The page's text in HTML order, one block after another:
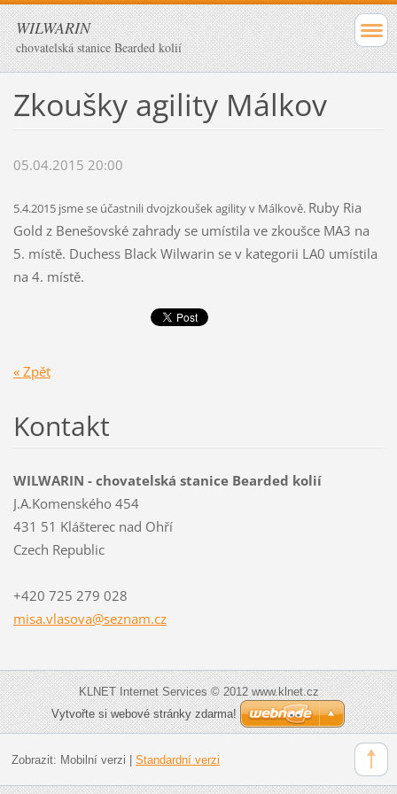
WILWARIN
chovatelská stanice Bearded kolií
Zkoušky agility Málkov
05.04.2015 20:00
5.4.2015 jsme se účastnili dvojzkoušek agility v Málkově. Ruby Ria
Gold z Benešovské zahrady se umístila ve zkoušce MA3 na
5. místě. Duchess Black Wilwarin se v kategorii LA0 umístila
na 4. místě.
« Zpět
Kontakt
WILWARIN - chovatelská stanice Bearded kolií
J.A.Komenského 454
431 51 Klášterec nad Ohří
Czech Republic
+420 725 279 028
misa.vlasova@seznam.cz
KLNET Internet Services © 2012 www.klnet.cz
Vytvořte si webové stránky zdarma!
Zobrazit: Mobilní verzi Standardní verzi